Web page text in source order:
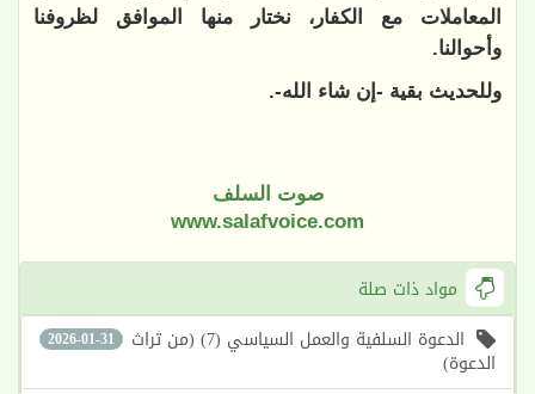
المعاملات مع الكفار، نختار منها الموافق لظروفنا
وأحوالنا.
وللحديث بقية -إن شاء الله-.
صوت السلف
www.salafvoice.com
مواد ذات صلة
2026-01-31 الدعوة السلفية والعمل السياسي (7) (من تراث
الدعوة)